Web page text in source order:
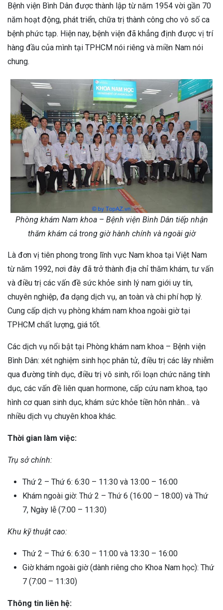
Bệnh viện Bình Dân được thành lập từ năm 1954 vời gần 70
năm hoạt động, phát triển, chữa trị thành công cho vô số ca
bệnh phức tạp. Hiện nay, bệnh viện đã khẳng định được vị trí
hàng đầu của mình tại TPHCM nói riêng và miền Nam nói
chung.
Phòng khám Nam khoa – Bệnh viện Bình Dân tiếp nhận
thăm khám cả trong giờ hành chính và ngoài giờ
Là đơn vị tiên phong trong lĩnh vực Nam khoa tại Việt Nam
từ năm 1992, nơi đây đã trở thành địa chỉ thăm khám, tư vấn
và điều trị các vấn đề sức khỏe sinh lý nam giới uy tín,
chuyên nghiệp, đa dạng dịch vụ, an toàn và chi phí hợp lý.
Cung cấp dịch vụ phòng khám nam khoa ngoài giờ tại
TPHCM chất lượng, giá tốt.
Các dịch vụ nổi bật tại Phòng khám nam khoa – Bệnh viện
Bình Dân: xét nghiệm sinh học phân tử, điều trị các lây nhiễm
qua đường tính dục, điều trị vô sinh, rối loạn chức năng tính
dục, các vấn đề liên quan hormone, cấp cứu nam khoa, tạo
hình cơ quan sinh dục, khám sức khỏe tiền hôn nhân… và
nhiều dịch vụ chuyên khoa khác.
Thời gian làm việc:
Trụ sở chính:
Thứ 2 – Thứ 6: 6:30 – 11:30 và 13:00 – 16:00
Khám ngoài giờ: Thứ 2 – Thứ 6 (16:00 – 18:00) và Thứ
7, Ngày lễ (7:00 – 11:30)
Khu kỹ thuật cao:
Thứ 2 – Thứ 6: 6:30 – 11:00 và 13:30 – 16:00
Giờ khám ngoài giờ (dành riêng cho Khoa Nam học): Thứ
7 (7:00 – 11:30)
Thông tin liên hệ: